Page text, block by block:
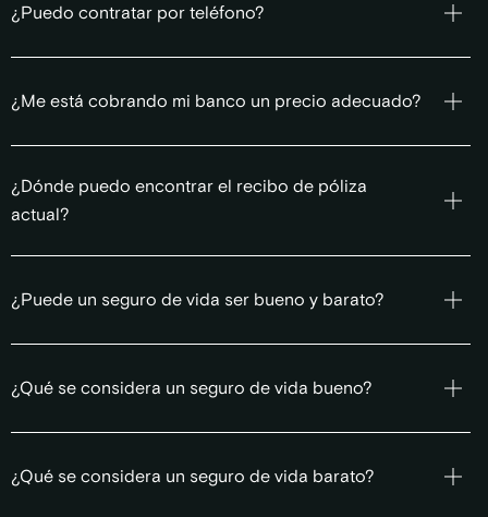
¿Puedo contratar por teléfono?
¿Me está cobrando mi banco un precio adecuado?
¿Dónde puedo encontrar el recibo de póliza
actual?
¿Puede un seguro de vida ser bueno y barato?
¿Qué se considera un seguro de vida bueno?
¿Qué se considera un seguro de vida barato?